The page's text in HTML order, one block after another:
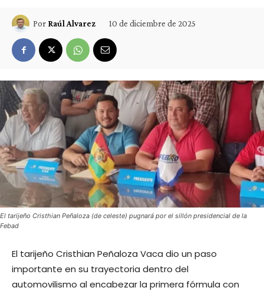
Por Raúl Alvarez 10 de diciembre de 2025
El tarijeño Cristhian Peñaloza (de celeste) pugnará por el sillón presidencial de la
Febad
El tarijeño Cristhian Peñaloza Vaca dio un paso
importante en su trayectoria dentro del
automovilismo al encabezar la primera fórmula con